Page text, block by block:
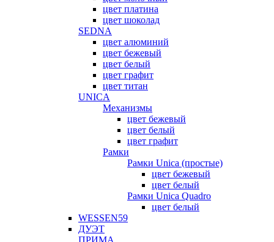
цвет платина
цвет шоколад
SEDNA
цвет алюминий
цвет бежевый
цвет белый
цвет графит
цвет титан
UNICA
Механизмы
цвет бежевый
цвет белый
цвет графит
Рамки
Рамки Unica (простые)
цвет бежевый
цвет белый
Рамки Unica Quadro
цвет белый
WESSEN59
ДУЭТ
ПРИМА